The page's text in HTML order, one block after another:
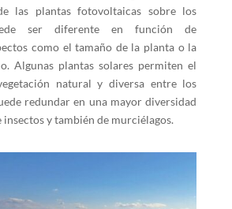
las plantas fotovoltaicas sobre los
ser diferente en función de
como el tamaño de la planta o la
Algunas plantas solares permiten el
natural y diversa entre los
redundar en una mayor diversidad
insectos y también de murciélagos.